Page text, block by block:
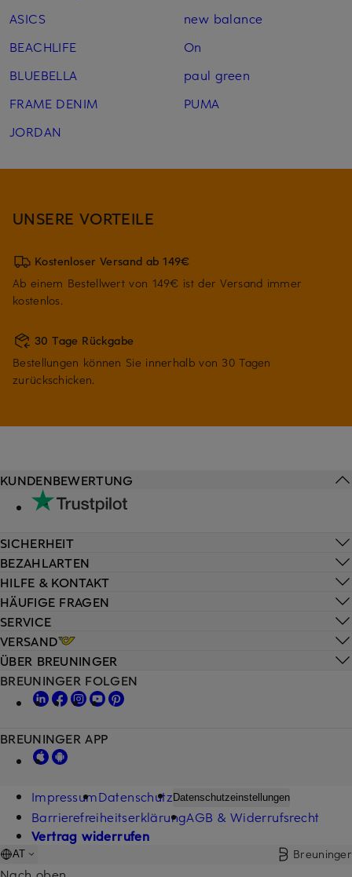
ASICS
BEACHLIFE
BLUEBELLA
FRAME DENIM
JORDAN
new balance
On
paul green
PUMA
UNSERE VORTEILE
Kostenloser Versand ab 149€
Ab einem Bestellwert von 149€ ist der Versand immer
kostenlos.
30 Tage Rückgabe
Bestellungen können Sie innerhalb von 30 Tagen
zurückschicken.
HILFE & KONTAKT
HÄUFIGE FRAGEN
SERVICE
VERSAND
KUNDENBEWERTUNG
SICHERHEIT
BEZAHLARTEN
ÜBER BREUNINGER
BREUNINGER FOLGEN
BREUNINGER APP
ImpressumDatenschutz Datenschutzeinstellungen
BarrierefreiheitserklärungAGB & Widerrufsrecht
Vertrag widerrufen
AT Breuninger
Nach oben